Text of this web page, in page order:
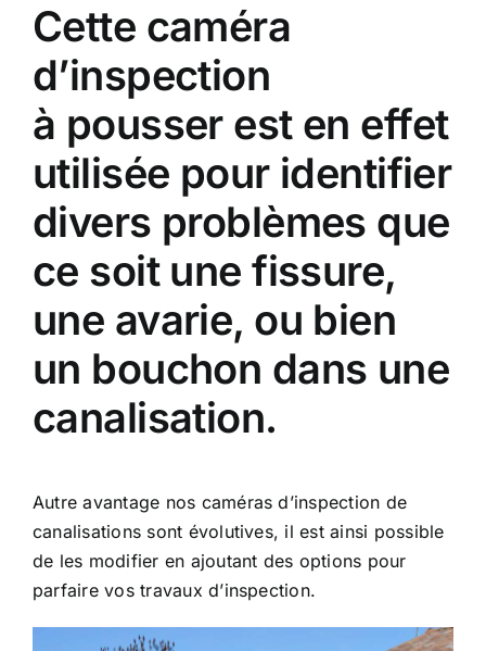
Cette caméra
d’inspection
à pousser est en effet
utilisée pour identifier
divers problèmes que
ce soit une fissure,
une avarie, ou bien
un bouchon dans une
canalisation.
Autre avantage nos caméras d’inspection de
canalisations sont évolutives, il est ainsi possible
de les modifier en ajoutant des options pour
parfaire vos travaux d’inspection.